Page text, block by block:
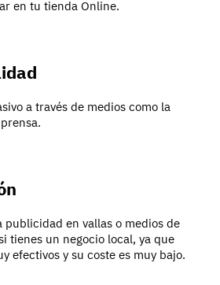
en tu tienda Online.
a través de medios como la
publicidad en vallas o medios de
tienes un negocio local, ya que
efectivos y su coste es muy bajo.